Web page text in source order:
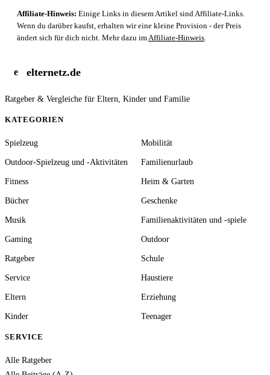
Affiliate-Hinweis: Einige Links in diesem Artikel sind Affiliate-Links.
Wenn du darüber kaufst, erhalten wir eine kleine Provision - der Preis
ändert sich für dich nicht. Mehr dazu im Affiliate-Hinweis
e elternetz.de
Ratgeber & Vergleiche für Eltern, Kinder und Familie
KATEGORIEN
Spielzeug Mobilität
Outdoor-Spielzeug und -Aktivitäten Familienurlaub
Fitness Heim & Garten
Bücher Geschenke
Musik Familienaktivitäten und -spiele
Gaming Outdoor
Ratgeber Schule
Service Haustiere
Eltern Erziehung
Kinder Teenager
SERVICE
Alle Ratgeber